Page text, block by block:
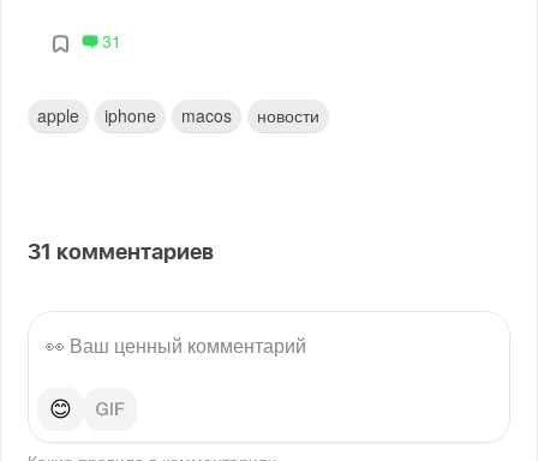
31
apple iphone macos новости
31 комментариев
😊